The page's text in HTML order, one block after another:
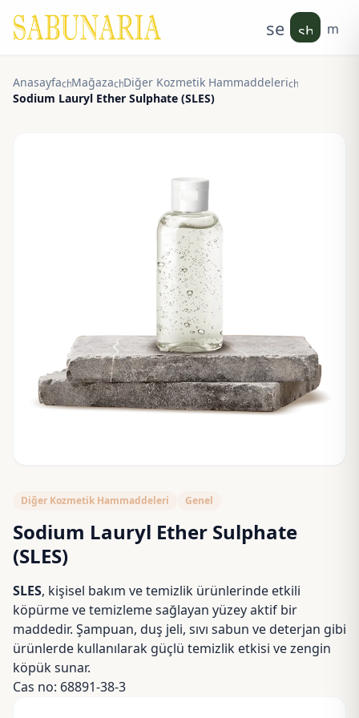
search
Anasayfachevron_right
Mağazachevron_right
Diğer Kozmetik Hammaddelerichevron_right
Sodium Lauryl Ether Sulphate (SLES)
Diğer Kozmetik Hammaddeleri Genel
Sodium Lauryl Ether Sulphate
(SLES)
SLES, kişisel bakım ve temizlik ürünlerinde etkili
köpürme ve temizleme sağlayan yüzey aktif bir
maddedir. Şampuan, duş jeli, sıvı sabun ve deterjan gibi
ürünlerde kullanılarak güçlü temizlik etkisi ve zengin
köpük sunar.
Cas no: 68891-38-3